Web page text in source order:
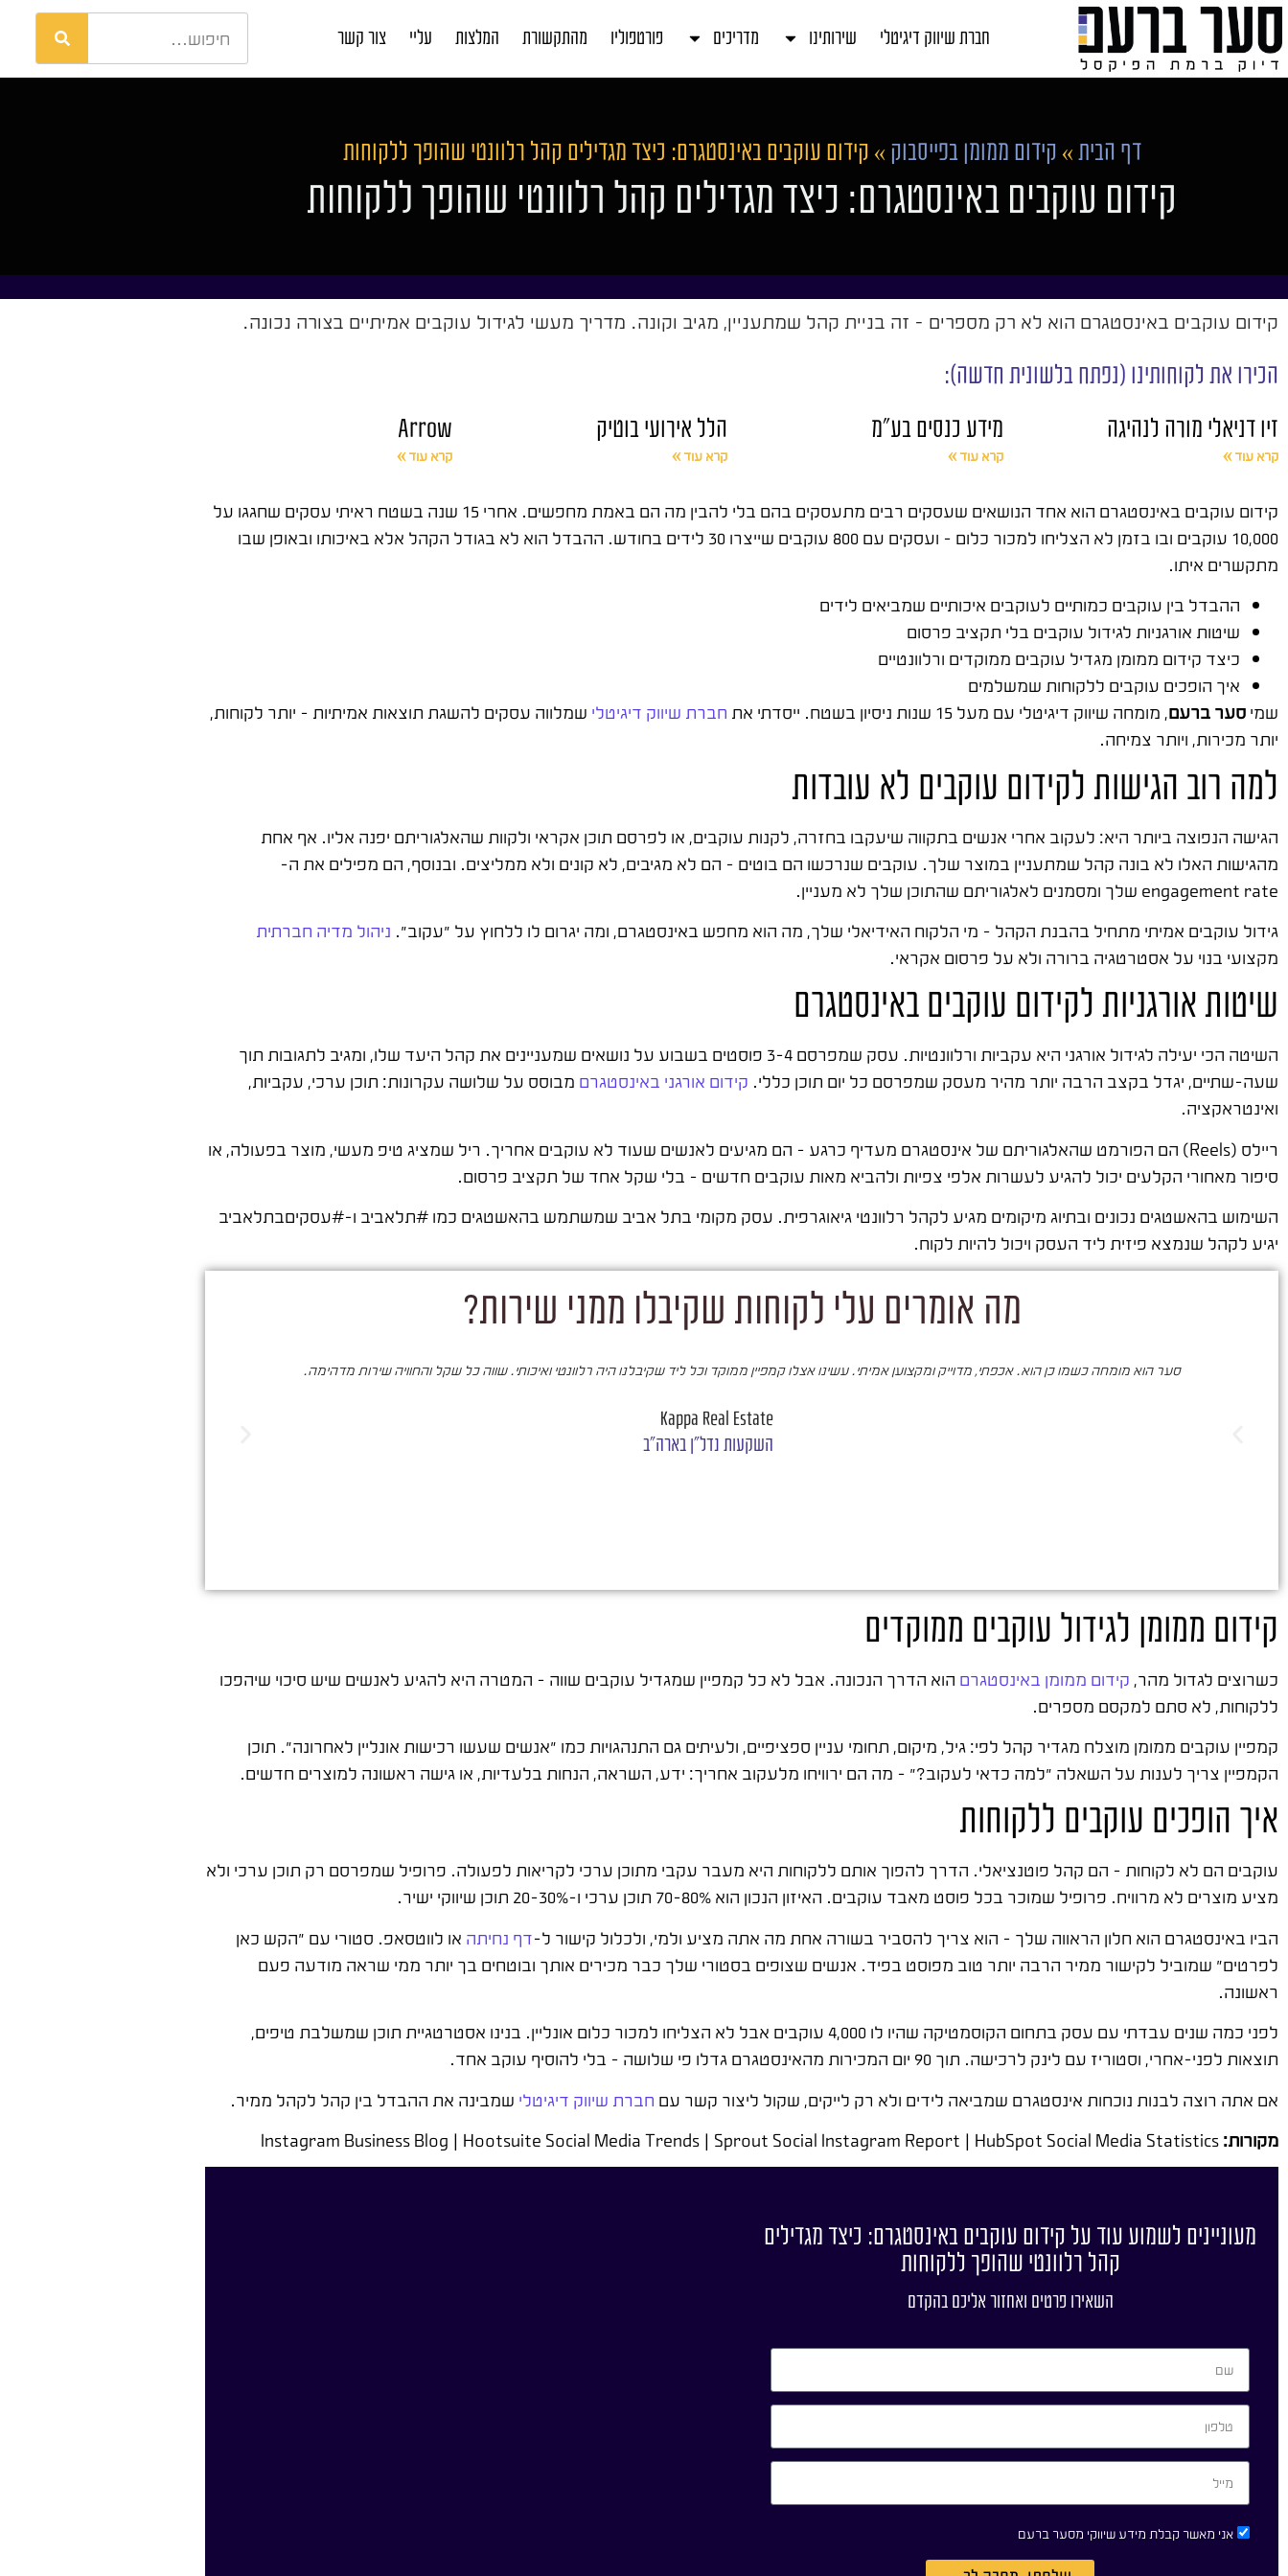
חברת שיווק דיגיטלי שירותינו מדריכים פורטפוליו מהתקשורת המלצות עליי צור קשר
דף הבית » קידום ממומן בפייסבוק » קידום עוקבים באינסטגרם: כיצד מגדילים קהל רלוונטי שהופך ללקוחות
קידום עוקבים באינסטגרם: כיצד מגדילים קהל רלוונטי שהופך ללקוחות
קידום עוקבים באינסטגרם הוא לא רק מספרים - זה בניית קהל שמתעניין, מגיב וקונה. מדריך מעשי לגידול עוקבים אמיתיים בצורה נכונה.
הכירו את לקוחותינו (נפתח בלשונית חדשה):
זיו דניאלי מורה לנהיגה
קרא עוד »
מידע כנסים בע"מ
קרא עוד »
הלל אירועי בוטיק
קרא עוד »
Arrow
קרא עוד »
קידום עוקבים באינסטגרם הוא אחד הנושאים שעסקים רבים מתעסקים בהם בלי להבין מה הם באמת מחפשים. אחרי 15 שנה בשטח ראיתי עסקים שחגגו על
10,000 עוקבים ובו בזמן לא הצליחו למכור כלום – ועסקים עם 800 עוקבים שייצרו 30 לידים בחודש. ההבדל הוא לא בגודל הקהל אלא באיכותו ובאופן שבו
מתקשרים איתו.
ההבדל בין עוקבים כמותיים לעוקבים איכותיים שמביאים לידים
שיטות אורגניות לגידול עוקבים בלי תקציב פרסום
כיצד קידום ממומן מגדיל עוקבים ממוקדים ורלוונטיים
איך הופכים עוקבים ללקוחות שמשלמים
שמיסער ברעם, מומחה שיווק דיגיטלי עם מעל 15 שנות ניסיון בשטח. ייסדתי את חברת שיווק דיגיטלי שמלווה עסקים להשגת תוצאות אמיתיות – יותר לקוחות,
יותר מכירות, ויותר צמיחה.
למה רוב הגישות לקידום עוקבים לא עובדות
הגישה הנפוצה ביותר היא: לעקוב אחרי אנשים בתקווה שיעקבו בחזרה, לקנות עוקבים, או לפרסם תוכן אקראי ולקוות שהאלגוריתם יפנה אליו. אף אחת
מהגישות האלו לא בונה קהל שמתעניין במוצר שלך. עוקבים שנרכשו הם בוטים – הם לא מגיבים, לא קונים ולא ממליצים. ובנוסף, הם מפילים את ה-
engagement rate שלך ומסמנים לאלגוריתם שהתוכן שלך לא מעניין.
גידול עוקבים אמיתי מתחיל בהבנת הקהל – מי הלקוח האידיאלי שלך, מה הוא מחפש באינסטגרם, ומה יגרום לו ללחוץ על "עקוב". ניהול מדיה חברתית
מקצועי בנוי על אסטרטגיה ברורה ולא על פרסום אקראי.
שיטות אורגניות לקידום עוקבים באינסטגרם
השיטה הכי יעילה לגידול אורגני היא עקביות ורלוונטיות. עסק שמפרסם 3-4 פוסטים בשבוע על נושאים שמעניינים את קהל היעד שלו, ומגיב לתגובות תוך
שעה-שתיים, יגדל בקצב הרבה יותר מהיר מעסק שמפרסם כל יום תוכן כללי. קידום אורגני באינסטגרם מבוסס על שלושה עקרונות: תוכן ערכי, עקביות,
ואינטראקציה.
ריילס (Reels) הם הפורמט שהאלגוריתם של אינסטגרם מעדיף כרגע – הם מגיעים לאנשים שעוד לא עוקבים אחריך. ריל שמציג טיפ מעשי, מוצר בפעולה, או
סיפור מאחורי הקלעים יכול להגיע לעשרות אלפי צפיות ולהביא מאות עוקבים חדשים – בלי שקל אחד של תקציב פרסום.
השימוש בהאשטגים נכונים ובתיוג מיקומים מגיע לקהל רלוונטי גיאוגרפית. עסק מקומי בתל אביב שמשתמש בהאשטגים כמו #תלאביב ו-#עסקיםבתלאביב
יגיע לקהל שנמצא פיזית ליד העסק ויכול להיות לקוח.
מה אומרים עלי לקוחות שקיבלו ממני שירות?
סער הוא מומחה כשמו כן הוא. אכפתי, מדוייק ומקצוען אמיתי. עשינו אצלו קמפיין ממוקד וכל ליד שקיבלנו היה רלוונטי ואיכותי. שווה כל שקל והחוויה שירות מדהימה.
Kappa Real Estate
השקעות נדל"ן בארה"ב
קידום ממומן לגידול עוקבים ממוקדים
כשרוצים לגדול מהר, קידום ממומן באינסטגרם הוא הדרך הנכונה. אבל לא כל קמפיין שמגדיל עוקבים שווה – המטרה היא להגיע לאנשים שיש סיכוי שיהפכו
ללקוחות, לא סתם למקסם מספרים.
קמפיין עוקבים ממומן מוצלח מגדיר קהל לפי: גיל, מיקום, תחומי עניין ספציפיים, ולעיתים גם התנהגויות כמו "אנשים שעשו רכישות אונליין לאחרונה". תוכן
הקמפיין צריך לענות על השאלה "למה כדאי לעקוב?" – מה הם ירוויחו מלעקוב אחריך: ידע, השראה, הנחות בלעדיות, או גישה ראשונה למוצרים חדשים.
איך הופכים עוקבים ללקוחות
עוקבים הם לא לקוחות – הם קהל פוטנציאלי. הדרך להפוך אותם ללקוחות היא מעבר עקבי מתוכן ערכי לקריאות לפעולה. פרופיל שמפרסם רק תוכן ערכי ולא
מציע מוצרים לא מרוויח. פרופיל שמוכר בכל פוסט מאבד עוקבים. האיזון הנכון הוא 70-80% תוכן ערכי ו-20-30% תוכן שיווקי ישיר.
הביו באינסטגרם הוא חלון הראווה שלך – הוא צריך להסביר בשורה אחת מה אתה מציע ולמי, ולכלול קישור ל-דף נחיתה או לווטסאפ. סטורי עם "הקש כאן
לפרטים" שמוביל לקישור ממיר הרבה יותר טוב מפוסט בפיד. אנשים שצופים בסטורי שלך כבר מכירים אותך ובוטחים בך יותר ממי שראה מודעה פעם
ראשונה.
לפני כמה שנים עבדתי עם עסק בתחום הקוסמטיקה שהיו לו 4,000 עוקבים אבל לא הצליחו למכור כלום אונליין. בנינו אסטרטגיית תוכן שמשלבת טיפים,
תוצאות לפני-אחרי, וסטוריז עם לינק לרכישה. תוך 90 יום המכירות מהאינסטגרם גדלו פי שלושה – בלי להוסיף עוקב אחד.
אם אתה רוצה לבנות נוכחות אינסטגרם שמביאה לידים ולא רק לייקים, שקול ליצור קשר עם חברת שיווק דיגיטלי שמבינה את ההבדל בין קהל לקהל ממיר.
מקורות:
מעוניינים לשמוע עוד על קידום עוקבים באינסטגרם: כיצד מגדילים
קהל רלוונטי שהופך ללקוחות
השאירו פרטים ואחזור אליכם בהקדם
אני מאשר קבלת מידע שיווקי מסער ברעם